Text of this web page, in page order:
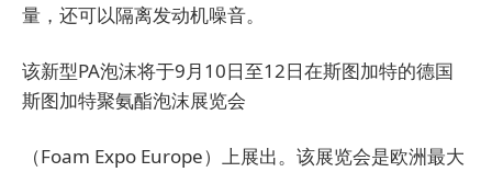
量，还可以隔离发动机噪音。
该新型PA泡沫将于9月10日至12日在斯图加特的德国
斯图加特聚氨酯泡沫展览会
（Foam Expo Europe）上展出。该展览会是欧洲最大